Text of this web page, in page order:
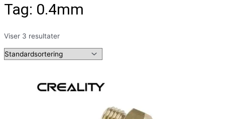
Tag: 0.4mm
Viser 3 resultater